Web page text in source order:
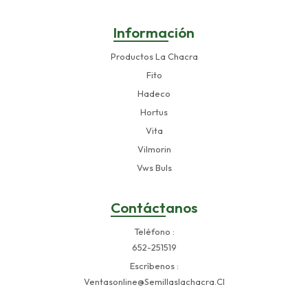
Información
Productos La Chacra
Fito
Hadeco
Hortus
Vita
Vilmorin
Vws Buls
Contáctanos
Teléfono
652-251519
Escríbenos
Ventasonline@semillaslachacra.cl